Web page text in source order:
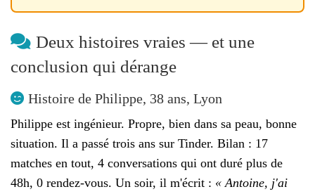
Deux histoires vraies — et une
conclusion qui dérange
Histoire de Philippe, 38 ans, Lyon
Philippe est ingénieur. Propre, bien dans sa peau, bonne
situation. Il a passé trois ans sur Tinder. Bilan : 17
matches en tout, 4 conversations qui ont duré plus de
48h, 0 rendez-vous. Un soir, il m'écrit : « Antoine, j'ai